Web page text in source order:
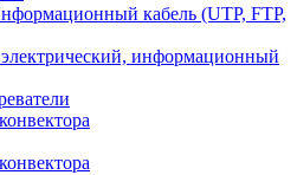
кабель (UTP, FTP,
информационный